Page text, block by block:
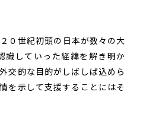
０世紀初頭の日本が数々の大
識していった経緯を解き明か
交的な目的がしばしば込めら
を示して支援することにはそ